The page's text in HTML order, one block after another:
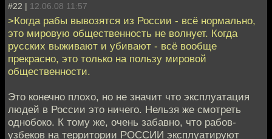
#22 | 12.06.08 11:57
>Когда рабы вывозятся из России - всё нормально,
это мировую общественность не волнует. Когда
русских выживают и убивают - всё вообще
прекрасно, это только на пользу мировой
общественности.
Это конечно плохо, но не значит что эксплуатация
людей в России это ничего. Нельзя же смотреть
однобоко. К тому же, очень забавно, что рабов-
узбеков на территории РОССИИ эксплуатируют